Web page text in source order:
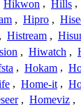
Hikwon , Hills ,
, Hipro ,
, Histream ,
, Hiwatch ,
, Hokam ,
, Home-it ,
, Homeviz ,